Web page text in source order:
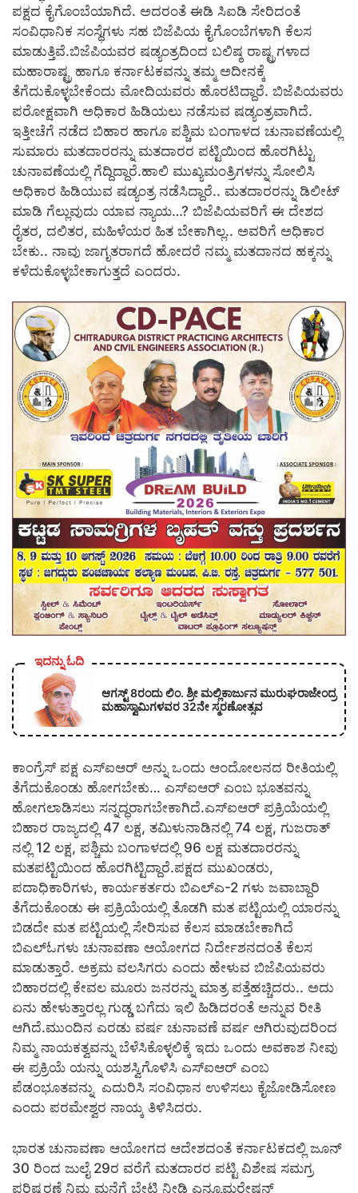
ಪಕ್ಷದ ಕೈಗೊಂಬೆಯಾಗಿದೆ. ಅದರಂತೆ ಈಡಿ ಸಿಐಡಿ ಸೇರಿದಂತೆ
ಸಂವಿಧಾನಿಕ ಸಂಸ್ಥೆಗಳು ಸಹ ಬಿಜೆಪಿಯ ಕೈಗೊಂಬೆಗಳಾಗಿ ಕೆಲಸ
ಮಾಡುತ್ತಿವೆ.ಬಿಜೆಪಿಯವರ ಷಡ್ಯಂತ್ರದಿಂದ ಬಲಿಷ್ಠ ರಾಷ್ಟ್ರಗಳಾದ
ಮಹಾರಾಷ್ಟ್ರ ಹಾಗೂ ಕರ್ನಾಟಕವನ್ನು ತಮ್ಮ ಅದೀನಕ್ಕೆ
ತೆಗೆದುಕೊಳ್ಳಬೇಕೆಂದು ಮೋದಿಯವರು ಹೊರಟಿದ್ದಾರೆ. ಬಿಜೆಪಿಯವರು
ಪರೋಕ್ಷವಾಗಿ ಅಧಿಕಾರ ಹಿಡಿಯಲು ನಡೆಸುವ ಷಡ್ಯಂತ್ರವಾಗಿದೆ.
ಇತ್ತೀಚೆಗೆ ನಡೆದ ಬಿಹಾರ ಹಾಗೂ ಪಶ್ಚಿಮ ಬಂಗಾಳದ ಚುನಾವಣೆಯಲ್ಲಿ
ಸುಮಾರು ಮತದಾರರನ್ನು ಮತದಾರರ ಪಟ್ಟಿಯಿಂದ ಹೊರಗಿಟ್ಟು
ಚುನಾವಣೆಯಲ್ಲಿ ಗೆದ್ದಿದ್ದಾರೆ.ಹಾಲಿ ಮುಖ್ಯಮಂತ್ರಿಗಳನ್ನು ಸೋಲಿಸಿ
ಅಧಿಕಾರ ಹಿಡಿಯುವ ಷಡ್ಯಂತ್ರ ನಡೆಸಿದ್ದಾರೆ.. ಮತದಾರರನ್ನು ಡಿಲೀಟ್
ಮಾಡಿ ಗೆಲ್ಲುವುದು ಯಾವ ನ್ಯಾಯ…? ಬಿಜೆಪಿಯವರಿಗೆ ಈ ದೇಶದ
ರೈತರ, ದಲಿತರ, ಮಹಿಳೆಯರ ಹಿತ ಬೇಕಾಗಿಲ್ಲ.. ಅವರಿಗೆ ಅಧಿಕಾರ
ಬೇಕು.. ನಾವು ಜಾಗೃತರಾಗದೆ ಹೋದರೆ ನಮ್ಮ ಮತದಾನದ ಹಕ್ಕನ್ನು
ಕಳೆದುಕೊಳ್ಳಬೇಕಾಗುತ್ತದೆ ಎಂದರು.
ಇದನ್ನು ಓದಿ
ಆಗಸ್ಟ್ 8ರಂದು ಲಿಂ. ಶ್ರೀ ಮಲ್ಲಿಕಾರ್ಜುನ ಮುರುಘರಾಜೇಂದ್ರ
ಮಹಾಸ್ವಾಮಿಗಳವರ 32ನೇ ಸ್ಮರಣೋತ್ಸವ
ಕಾಂಗ್ರೆಸ್ ಪಕ್ಷ ಎಸ್‍ಐಆರ್ ಅನ್ನು ಒಂದು ಆಂದೋಲನದ ರೀತಿಯಲ್ಲಿ
ತೆಗೆದುಕೊಂಡು ಹೋಗಬೇಕು… ಎಸ್‍ಐಆರ್ ಎಂಬ ಭೂತವನ್ನು
ಹೋಗಲಾಡಿಸಲು ಸನ್ನದ್ಧರಾಗಬೇಕಾಗಿದೆ.ಎಸ್‍ಐಆರ್ ಪ್ರಕ್ರಿಯೆಯಲ್ಲಿ
ಬಿಹಾರ ರಾಜ್ಯದಲ್ಲಿ 47 ಲಕ್ಷ, ತಮಿಳುನಾಡಿನಲ್ಲಿ 74 ಲಕ್ಷ, ಗುಜರಾತ್
ನಲ್ಲಿ 12 ಲಕ್ಷ, ಪಶ್ಚಿಮ ಬಂಗಾಳದಲ್ಲಿ 96 ಲಕ್ಷ ಮತದಾರರನ್ನು
ಮತಪಟ್ಟಿಯಿಂದ ಹೊರಗಿಟ್ಟಿದ್ದಾರೆ.ಪಕ್ಷದ ಮುಖಂಡರು,
ಪದಾಧಿಕಾರಿಗಳು, ಕಾರ್ಯಕರ್ತರು ಬಿಎಲ್‍ಎ-2 ಗಳು ಜವಾಬ್ದಾರಿ
ತೆಗೆದುಕೊಂಡು ಈ ಪ್ರಕ್ರಿಯೆಯಲ್ಲಿ ತೊಡಗಿ ಮತ ಪಟ್ಟಿಯಲ್ಲಿ ಯಾರನ್ನು
ಬಿಡದೇ ಮತ ಪಟ್ಟಿಯಲ್ಲಿ ಸೇರಿಸುವ ಕೆಲಸ ಮಾಡಬೇಕಾಗಿದೆ
ಬಿಎಲ್‍ಓಗಳು ಚುನಾವಣಾ ಆಯೋಗದ ನಿರ್ದೇಶನದಂತೆ ಕೆಲಸ
ಮಾಡುತ್ತಾರೆ. ಅಕ್ರಮ ವಲಸಿಗರು ಎಂದು ಹೇಳುವ ಬಿಜೆಪಿಯವರು
ಬಿಹಾರದಲ್ಲಿ ಕೇವಲ ಮೂರು ಜನರನ್ನು ಮಾತ್ರ ಪತ್ತೆಹಚ್ಚಿದರು.. ಅದು
ಏನು ಹೇಳುತ್ತಾರಲ್ಲ ಗುಡ್ಡ ಬಗೆದು ಇಲಿ ಹಿಡಿದರಂತೆ ಅನ್ನುವ ರೀತಿ
ಆಗಿದೆ.ಮುಂದಿನ ಎರಡು ವರ್ಷ ಚುನಾವಣೆ ವರ್ಷ ಆಗಿರುವುದರಿಂದ
ನಿಮ್ಮ ನಾಯಕತ್ವವನ್ನು ಬೆಳೆಸಿಕೊಳ್ಳಲಿಕ್ಕೆ ಇದು ಒಂದು ಅವಕಾಶ ನೀವು
ಈ ಪ್ರಕ್ರಿಯೆ ಯನ್ನು ಯಶಸ್ವಿಗೊಳಿಸಿ ಎಸ್‍ಐಆರ್ ಎಂಬ
ಪೆಡಂಭೂತವನ್ನು ಎದುರಿಸಿ ಸಂವಿಧಾನ ಉಳಿಸಲು ಕೈಜೋಡಿಸೋಣ
ಎಂದು ಪರಮೇಶ್ವರ ನಾಯ್ಕ ತಿಳಿಸಿದರು.
ಭಾರತ ಚುನಾವಣಾ ಆಯೋಗದ ಆದೇಶದಂತೆ ಕರ್ನಾಟಕದಲ್ಲಿ ಜೂನ್
30 ರಿಂದ ಜುಲೈ 29ರ ವರೆಗೆ ಮತದಾರರ ಪಟ್ಟಿ ವಿಶೇಷ ಸಮಗ್ರ
ಪರಿಷ್ಕರಣೆ ನಿಮ್ಮ ಮನೆಗೆ ಭೇಟಿ ನೀಡಿ ಎನ್ಯೂಮರೇಷನ್